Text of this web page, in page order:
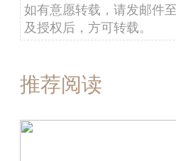
如有意愿转载，请发邮件至
及授权后，方可转载。
推荐阅读